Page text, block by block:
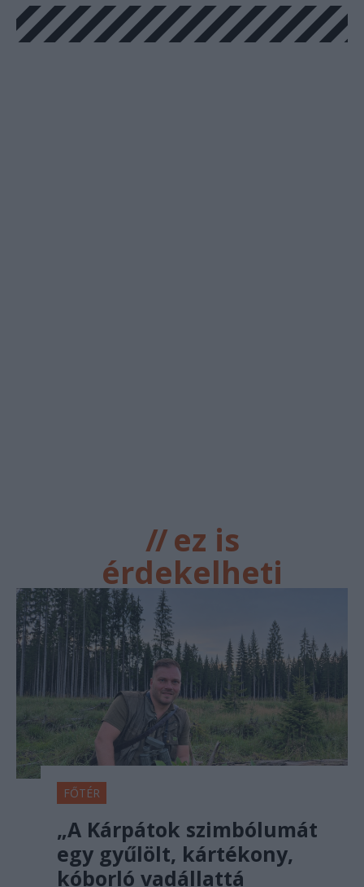
//ez is
érdekelheti
FŐTÉR
„A Kárpátok szimbólumát
egy gyűlölt, kártékony,
kóborló vadállattá